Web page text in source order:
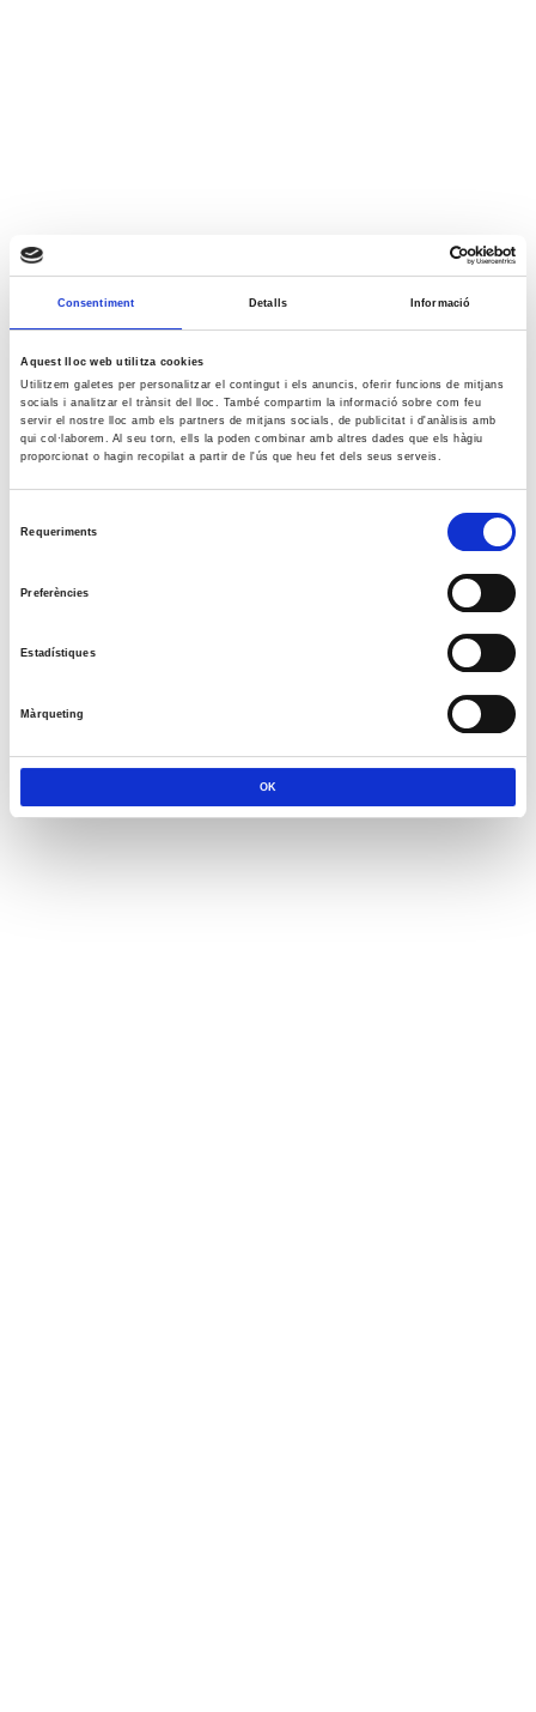
Consentiment Detalls Informació
Aquest lloc web utilitza cookies
Utilitzem galetes per personalitzar el contingut i els anuncis, oferir funcions de mitjans
socials i analitzar el trànsit del lloc. També compartim la informació sobre com feu
servir el nostre lloc amb els partners de mitjans socials, de publicitat i d'anàlisis amb
qui col·laborem. Al seu torn, ells la poden combinar amb altres dades que els hàgiu
proporcionat o hagin recopilat a partir de l'ús que heu fet dels seus serveis.
Requeriments
Preferències
Estadístiques
Màrqueting
OK